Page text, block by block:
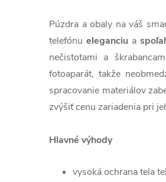
Púzdra a obaly na váš
telefónueleganciu a
nečistotami a
fotoaparát, takže
spracovanie materiálov
zvýšiť cenu zariadenia pri
Hlavné výhody
vysoká ochrana tela